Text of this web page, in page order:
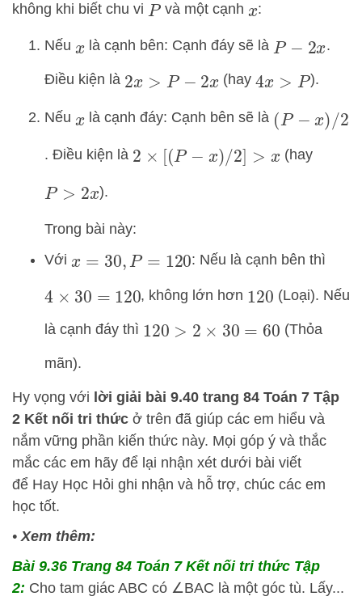
không khi biết chu vi P và một cạnh x:
Nếu x là cạnh bên: Cạnh đáy sẽ là P−2 x .
Điều kiện là 2x >P −2x (hay4x >P ).
Nếu x là cạnh đáy: Cạnh bên sẽ là (P−x )/2
. Điều kiện là 2 ×[ P−x)/ 2]>x (hay
P>2 x ).
Trong bài này:
Với x=30,P=120 : Nếu là cạnh bên thì
4 ×30= 120 , không lớn hơn 120 (Loại). Nếu
là cạnh đáy thì 120 >2 × 30 =60 (Thỏa
mãn).
Hy vọng với lời giải bài 9.40 trang 84 Toán 7 Tập
2 Kết nối tri thức ở trên đã giúp các em hiểu và
nắm vững phần kiến thức này. Mọi góp ý và thắc
mắc các em hãy để lại nhận xét dưới bài viết
để Hay Học Hỏi ghi nhận và hỗ trợ, chúc các em
học tốt.
•Xem thêm:
Bài 9.36 Trang 84 Toán 7 Kết nối tri thức Tập
2: Cho tam giác ABC có ∠BAC là một góc tù. Lấy...